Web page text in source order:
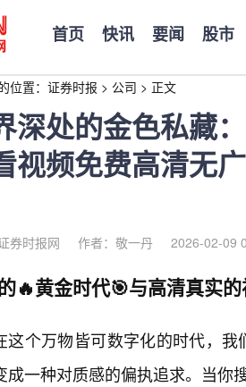
首页 快讯 要闻 股市
位置： 证券时报 > 公司 > 正文
深处的金色私藏
视频免费高清无
券时报网 作者：敬一丹 2026-02-09
🔥黄金时代🎯与高清真实
这个万物皆可数字化的时代，我
成一种对质感的偏执追求。当你